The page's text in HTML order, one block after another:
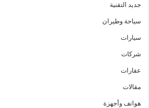
جديد التقنية
سياحة وطيران
سيارات
شركات
عقارات
مقالات
هواتف وأجهزة